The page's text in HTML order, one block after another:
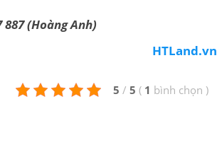
887 (Hoàng Anh)
HTLand.vn
5 / 5 ( 1 bình chọn )